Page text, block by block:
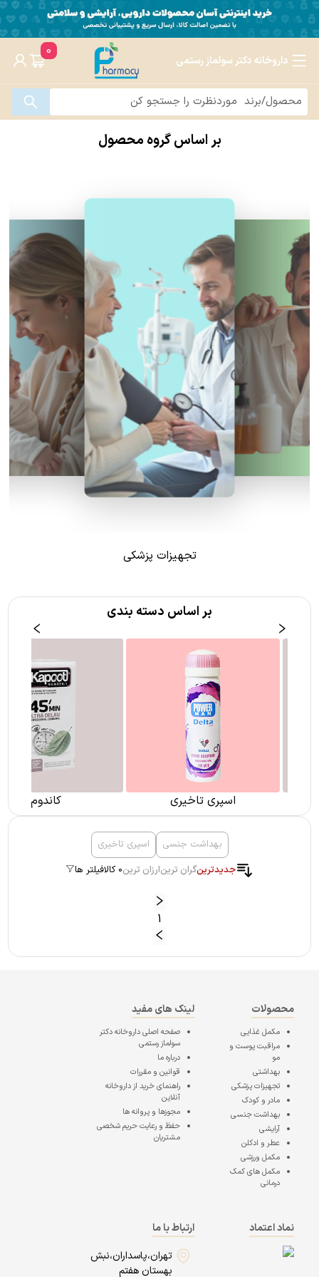
داروخانه دکتر سولماز رستمی
0
بر اساس گروه محصول
تجهیزات پزشکی
بر اساس دسته بندی
اسپری تاخیری کاندوم
بهداشت جنسی
اسپری تاخیری
جدیدترینگران ترینارزان ترین0 کالا فیلتر ها
1
محصولات
مکمل غذایی
مراقبت پوست و
مو
بهداشتی
تجهیزات پزشکی
مادر و کودک
بهداشت جنسی
آرایشی
عطر و ادکلن
مکمل ورزشی
مکمل های کمک
درمانی
لینک های مفید
صفحه اصلیداروخانه دکتر
سولماز رستمی
درباره ما
قوانین و مقررات
راهنمای خرید از داروخانه
آنلاین
مجوزها و پروانه ها
حفظ و رعایت حریم شخصی
مشتریان
نماد اعتماد
ارتباط با ما
تهران،پاسداران،نبش
بهستان هفتم